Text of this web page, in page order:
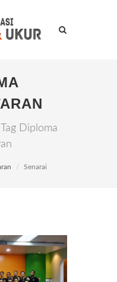
Diploma
Senarai